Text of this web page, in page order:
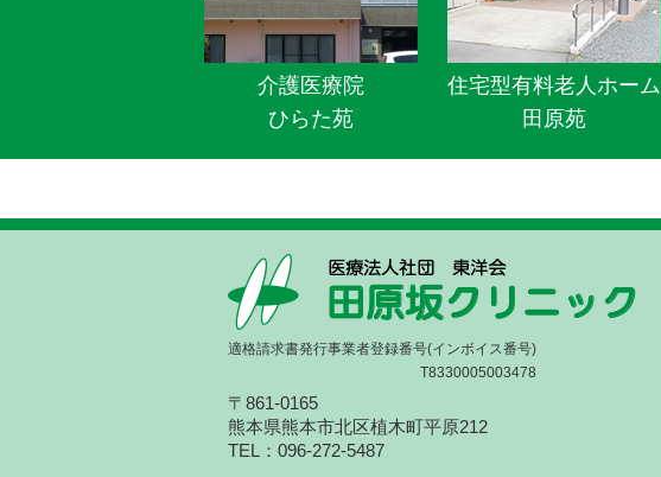
介護医療院
ひらた苑
住宅型有料老人ホーム
田原苑
適格請求書発行事業者登録番号(インボイス番号)
T8330005003478
〒861-0165
熊本県熊本市北区植木町平原212
TEL：096-272-5487